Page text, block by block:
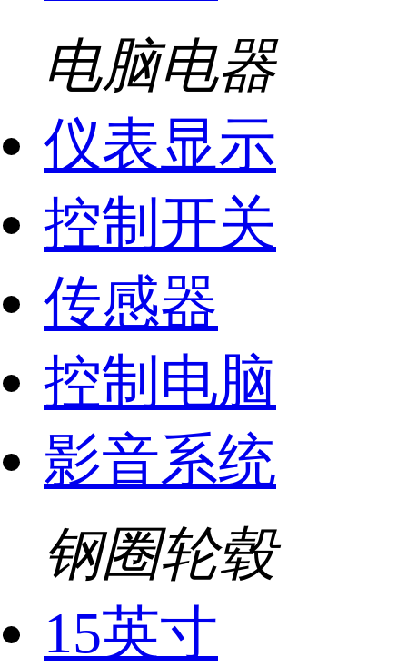
电脑电器
仪表显示
控制开关
传感器
控制电脑
影音系统
钢圈轮毂
15英寸